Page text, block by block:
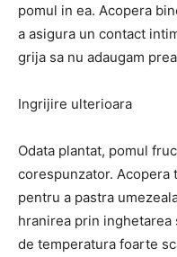
pomul in ea. Acopera
a asigura un contact
grija sa nu adaugam
Ingrijire ulterioara
Odata plantat, pomul
corespunzator. Acopera
pentru a pastra
hranirea prin
de temperatura foarte